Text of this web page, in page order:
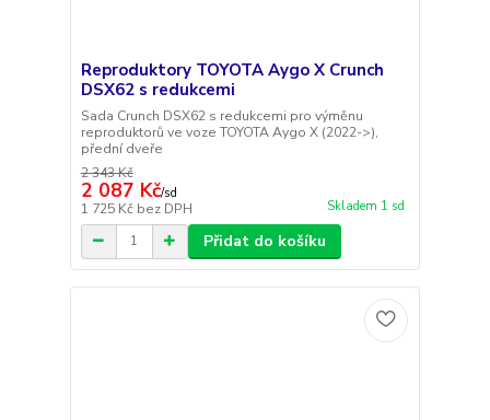
Reproduktory TOYOTA Aygo X Crunch
DSX62 s redukcemi
Sada Crunch DSX62 s redukcemi pro výměnu
reproduktorů ve voze TOYOTA Aygo X (2022->),
přední dveře
2 343 Kč
2 087 Kč/sd
1 725 Kč bez DPH Skladem 1 sd
Přidat do košíku